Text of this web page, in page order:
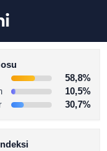
58,8%
10,5%
30,7%